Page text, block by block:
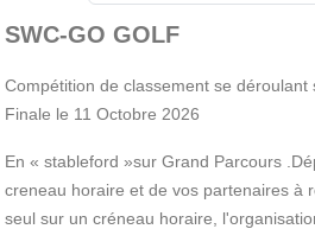
SWC-GO GOLF
Compétition de classement se déroulant
Finale le 11 Octobre 2026
En « stableford »sur Grand Parcours
creneau horaire et de vos partenaires à
seul sur un créneau horaire,